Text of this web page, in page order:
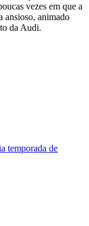
vezes em que a
ansioso, animado
da Audi.
temporada de